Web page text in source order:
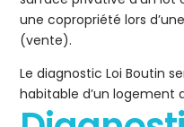
une copropriété lors
(vente).
Le diagnostic Loi Boutin
habitable d’un logement